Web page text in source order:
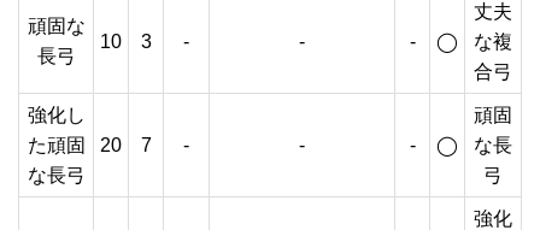
頑固な
長弓
10 3 - - - ◯
丈夫
な複
合弓
強化し
た頑固
な長弓
20 7 - - - ◯
頑固
な長
弓
強化